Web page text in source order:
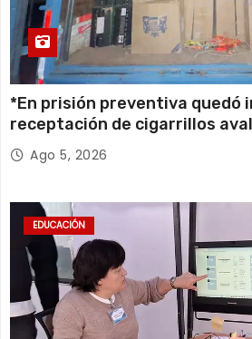
*En prisión preventiva quedó
receptación de cigarrillos
millones*
Ago 5, 2026
EDUCACIÓN